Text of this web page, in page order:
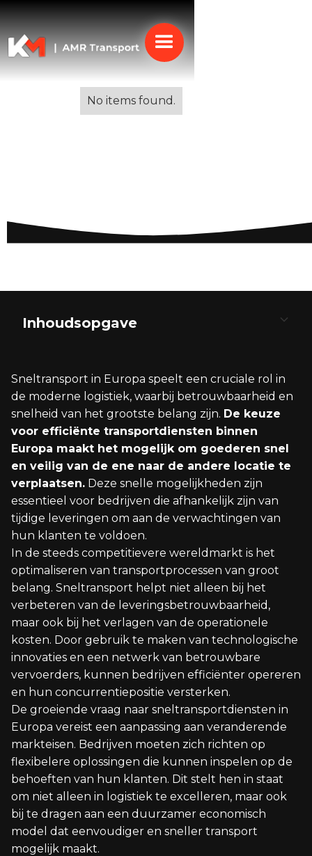
No items found.
Inhoudsopgave
Wat is Sneltransport?
Voordelen van Sneltransport
Geschiedenis van Snelle Koeriersdiensten
Kostenstructuur voor Sneltransport
Vergelijking van Tarieven
Waar voor je Geld
Wet- en Regelgeving
Veiligheid en Zekerheid
Efficiëntie en Tijdbeheer
Sneltransport in Europa speelt een cruciale rol in
de moderne logistiek, waarbij betrouwbaarheid en
snelheid van het grootste belang zijn. De keuze
voor efficiënte transportdiensten binnen
Europa maakt het mogelijk om goederen snel
en veilig van de ene naar de andere locatie te
verplaatsen. Deze snelle mogelijkheden zijn
essentieel voor bedrijven die afhankelijk zijn van
tijdige leveringen om aan de verwachtingen van
hun klanten te voldoen.
In de steeds competitievere wereldmarkt is het
optimaliseren van transportprocessen van groot
belang. Sneltransport helpt niet alleen bij het
verbeteren van de leveringsbetrouwbaarheid,
maar ook bij het verlagen van de operationele
kosten. Door gebruik te maken van technologische
innovaties en een netwerk van betrouwbare
vervoerders, kunnen bedrijven efficiënter opereren
en hun concurrentiepositie versterken.
De groeiende vraag naar sneltransportdiensten in
Europa vereist een aanpassing aan veranderende
markteisen. Bedrijven moeten zich richten op
flexibelere oplossingen die kunnen inspelen op de
behoeften van hun klanten. Dit stelt hen in staat
om niet alleen in logistiek te excelleren, maar ook
bij te dragen aan een duurzamer economisch
model dat eenvoudiger en sneller transport
mogelijk maakt.